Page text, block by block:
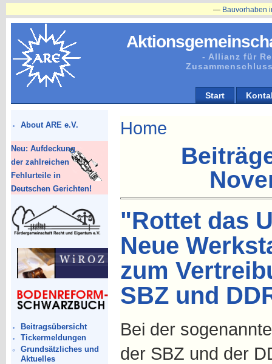
- Allianz für
Start
About ARE e.V.
Neu: Aufdeckung
der zahlreichen
Fehlurteile in
Deutschen Gerichten!
Beitragsübersicht
Tickermeldungen
Grundsätzliches und
Aktuelles
Bauvorhaben in Plänitz
Home
"Rottet das
Neue
zum
SBZ und
Bei der
der SBZ und der